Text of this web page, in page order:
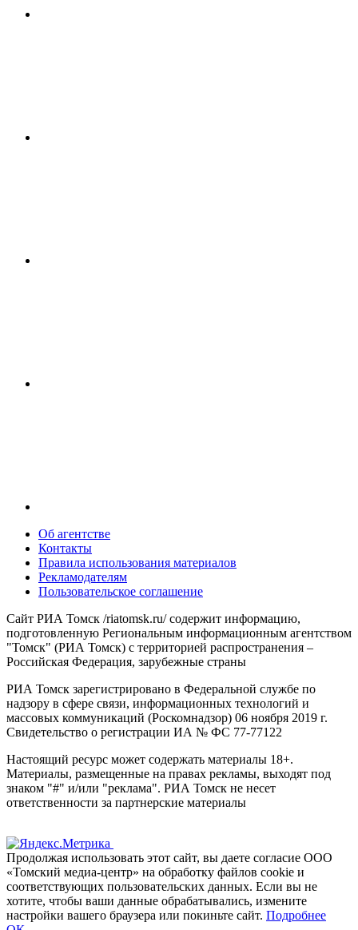
Об агентстве
Контакты
Правила использования материалов
Рекламодателям
Пользовательское соглашение
Сайт РИА Томск /riatomsk.ru/ содержит информацию,
подготовленную Региональным информационным агентством
"Томск" (РИА Томск) с территорией распространения –
Российская Федерация, зарубежные страны
РИА Томск зарегистрировано в Федеральной службе по
надзору в сфере связи, информационных технологий и
массовых коммуникаций (Роскомнадзор) 06 ноября 2019 г.
Свидетельство о регистрации ИА № ФС 77-77122
Настоящий ресурс может содержать материалы 18+.
Материалы, размещенные на правах рекламы, выходят под
знаком "#" и/или "реклама". РИА Томск не несет
ответственности за партнерские материалы
Продолжая использовать этот сайт, вы даете согласие ООО
«Томский медиа-центр» на обработку файлов cookie и
соответствующих пользовательских данных. Если вы не
хотите, чтобы ваши данные обрабатывались, измените
настройки вашего браузера или покиньте сайт. Подробнее